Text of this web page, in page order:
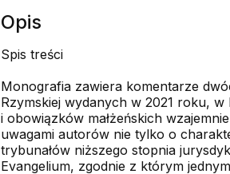
Opis
Spis treści
Monografia zawiera komentarze
Rzymskiej wydanych w 2021 roku,
i obowiązków małżeńskich
uwagami autorów nie tylko o
trybunałów niższego stopnia
Evangelium, zgodnie z którym